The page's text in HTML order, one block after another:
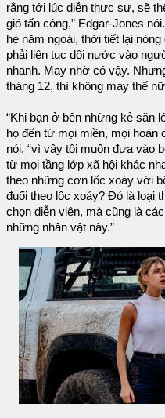
rằng tới lúc diễn thực sự, sẽ
gió tấn công,” Edgar-Jones
hè năm ngoái, thời tiết lại
phải liên tục dội nước vào
nhanh. May nhờ có vậy.
tháng 12, thì không may thế
“Khi bạn ở bên những kẻ săn
họ đến từ mọi miền, mọi hoàn
nói, “vì vậy tôi muốn đưa vào
từ mọi tầng lớp xã hội khác
theo những cơn lốc xoáy với
đuổi theo lốc xoáy? Đó là loại
chọn diễn viên, mà cũng là
những nhân vật này.”